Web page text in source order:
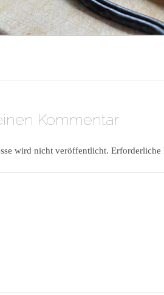
Kommentar
wird nicht veröffentlicht.